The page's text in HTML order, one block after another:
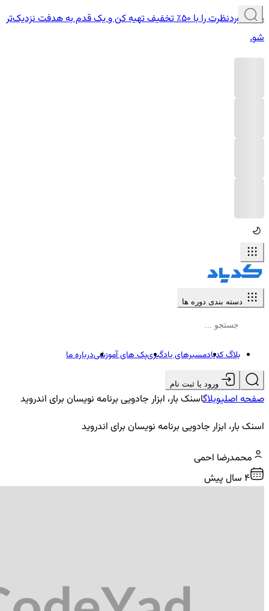
دوره موردنظرت را با ۵۰٪ تخفیف تهیه کن و یک قدم به هدفت نزدیک‌تر
شو.
دسته بندی دوره ها
بلاگ کدیادمسیرهای یادگیریپک های آموزشیدرباره ما
ورود یا ثبت نام
صفحه اصلیوبلاگاسنک بار، ابزار جادویی برنامه نویسان برای اندروید
اسنک بار، ابزار جادویی برنامه نویسان برای اندروید
محمدرضا احمی
4 سال پیش